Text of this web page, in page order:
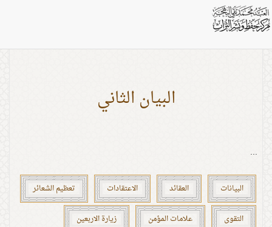
اشخاص: الإمام الغائب (عج)
البيان الثاني
...
البيانات العقائد الاعتقادات تعظيم الشعائر
التقوى علامات المؤمن زيارة الاربعين